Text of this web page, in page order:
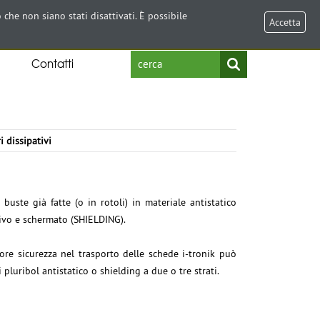
Select Language ▼
Contatti
dissipativi
già fatte (o in rotoli) in materiale antistatico
e schermato (SHIELDING).
sicurezza nel trasporto delle schede i-tronik può
antistatico o shielding a due o tre strati.
che non siano stati disattivati. È possibile Accetta